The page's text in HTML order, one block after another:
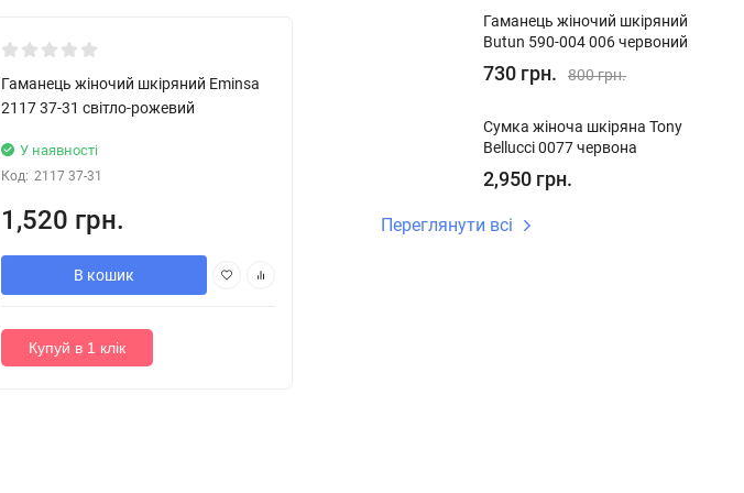
Хіт!
Гаманець жіночий шкіряний Eminsa
2117 37-31 світло-рожевий
У наявності
Код: 2117 37-31
1,520 грн.
В кошик
Купуй в 1 клік
Гаманець жіночий шкіряний Eminsa
1,520 грн.
​Гаманець жіночий шкіряний
Butun 590-004 006 червоний
730 грн. 800 грн.
Сумка жіноча шкіряна Tony
Bellucci 0077 червона
2,950 грн.
Переглянути всі